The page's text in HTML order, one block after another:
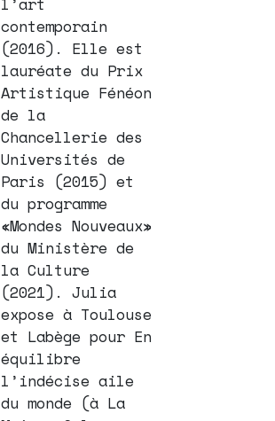
contemporain
(2016). Elle est
lauréate du Prix
Artistique Fénéon
de la
Chancellerie des
Universités de
Paris (2015) et
du programme
«Mondes Nouveaux»
du Ministère de
la Culture
(2021). Julia
expose à Toulouse
et Labège pour En
équilibre
l’indécise aile
du monde (à La